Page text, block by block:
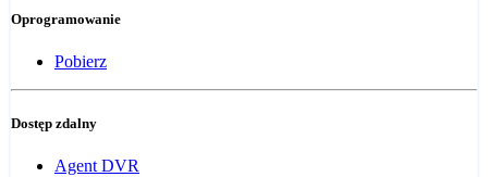
Oprogramowanie
Pobierz
Dostęp zdalny
Agent DVR